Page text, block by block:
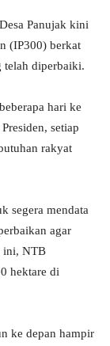
Panujak kini
(IP300) berkat
telah diperbaiki.
hari ke
setiap
rakyat
segera mendata
agar
ini, NTB
hektare di
ke depan hampir